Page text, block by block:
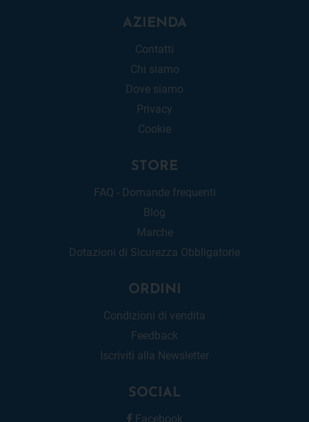
AZIENDA
Contatti
Chi siamo
Dove siamo
Privacy
Cookie
STORE
FAQ - Domande frequenti
Blog
Marche
Dotazioni di Sicurezza Obbligatorie
ORDINI
Condizioni di vendita
Feedback
Iscriviti alla Newsletter
SOCIAL
Facebook